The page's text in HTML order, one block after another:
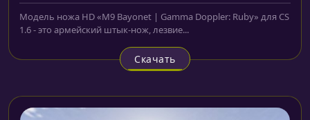
Модель ножа HD «M9 Bayonet | Gamma Doppler: Ruby» для CS
1.6 - это армейский штык-нож, лезвие...
Скачать